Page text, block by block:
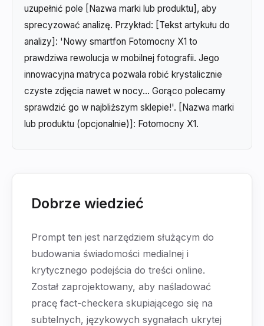
uzupełnić pole [Nazwa marki lub produktu], aby
sprecyzować analizę. Przykład: [Tekst artykułu do
analizy]: 'Nowy smartfon Fotomocny X1 to
prawdziwa rewolucja w mobilnej fotografii. Jego
innowacyjna matryca pozwala robić krystalicznie
czyste zdjęcia nawet w nocy... Gorąco polecamy
sprawdzić go w najbliższym sklepie!'. [Nazwa marki
lub produktu (opcjonalnie)]: Fotomocny X1.
Dobrze wiedzieć
Prompt ten jest narzędziem służącym do
budowania świadomości medialnej i
krytycznego podejścia do treści online.
Został zaprojektowany, aby naśladować
pracę fact-checkera skupiającego się na
subtelnych, językowych sygnałach ukrytej